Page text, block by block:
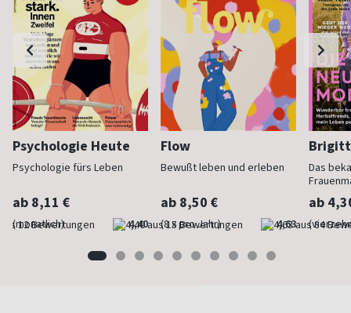
Psychologie Heute
Psychologie fürs Leben
ab 8,11 €
(monatlich) 4,40
Flow
Bewußt leben und erleben
ab 8,50 €
(8 x pro Jahr) 4,63
Das
ab